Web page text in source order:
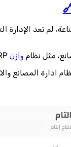
لم تعد الإدارة
مثل نظام وازن
ادارة المصانع